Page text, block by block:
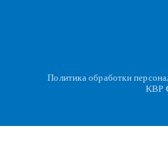
Политика обработки
KBP